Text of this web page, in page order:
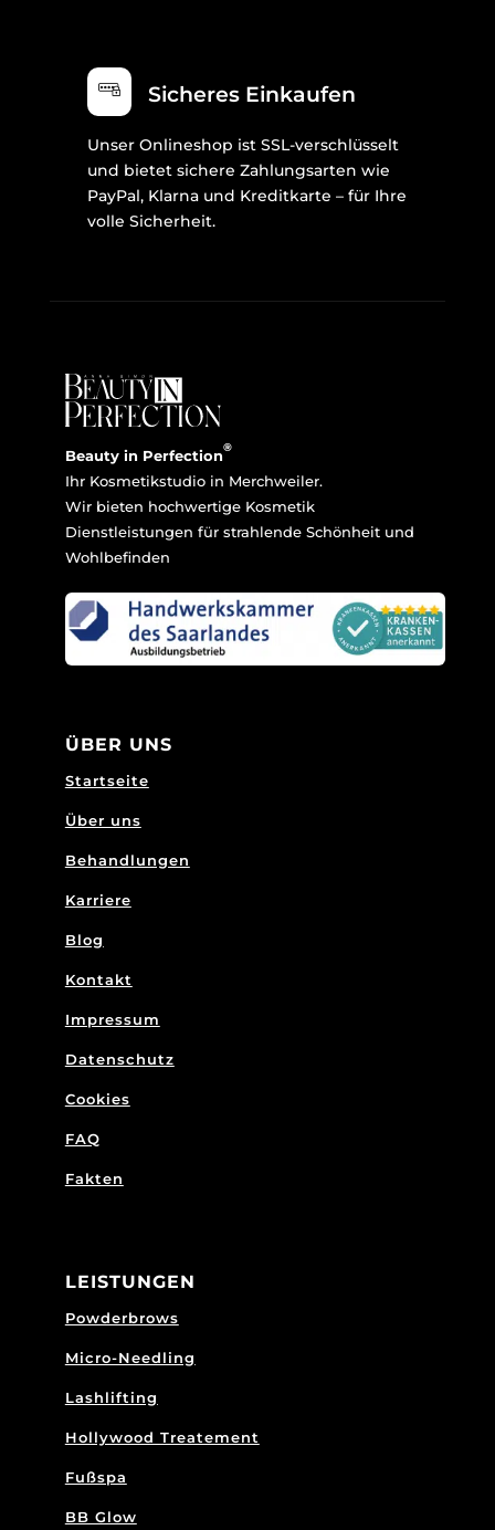
Sicheres Einkaufen
Unser Onlineshop ist SSL-verschlüsselt
und bietet sichere Zahlungsarten wie
PayPal, Klarna und Kreditkarte – für Ihre
volle Sicherheit.
Beauty in Perfection®
Ihr Kosmetikstudio in Merchweiler.
Wir bieten hochwertige Kosmetik
Dienstleistungen für strahlende Schönheit und
Wohlbefinden
ÜBER UNS
Startseite
Über uns
Behandlungen
Karriere
Blog
Kontakt
Impressum
Datenschutz
Cookies
FAQ
Fakten
LEISTUNGEN
Powderbrows
Micro-Needling
Lashlifting
Hollywood Treatement
Fußspa
BB Glow